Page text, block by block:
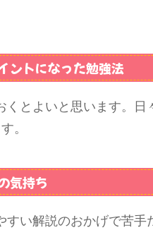
ントになった勉強法
とよいと思います。日
。
気持ち
い解説のおかげで苦手